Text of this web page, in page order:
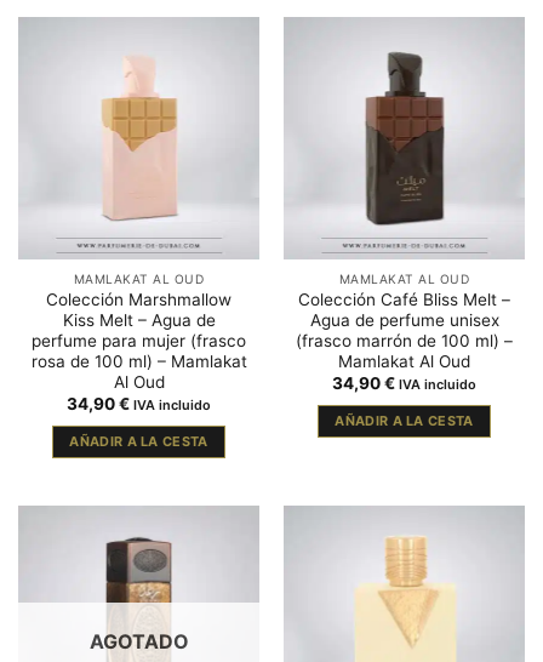
MAMLAKAT AL OUD
Colección Marshmallow
Kiss Melt – Agua de
perfume para mujer (frasco
rosa de 100 ml) – Mamlakat
Al Oud
34,90€ IVA incluido
AÑADIR A LA CESTA
MAMLAKAT AL OUD
Colección Café Bliss Melt –
Agua de perfume unisex
(frasco marrón de 100 ml) –
Mamlakat Al Oud
34,90€ IVA incluido
AÑADIR A LA CESTA
AGOTADO